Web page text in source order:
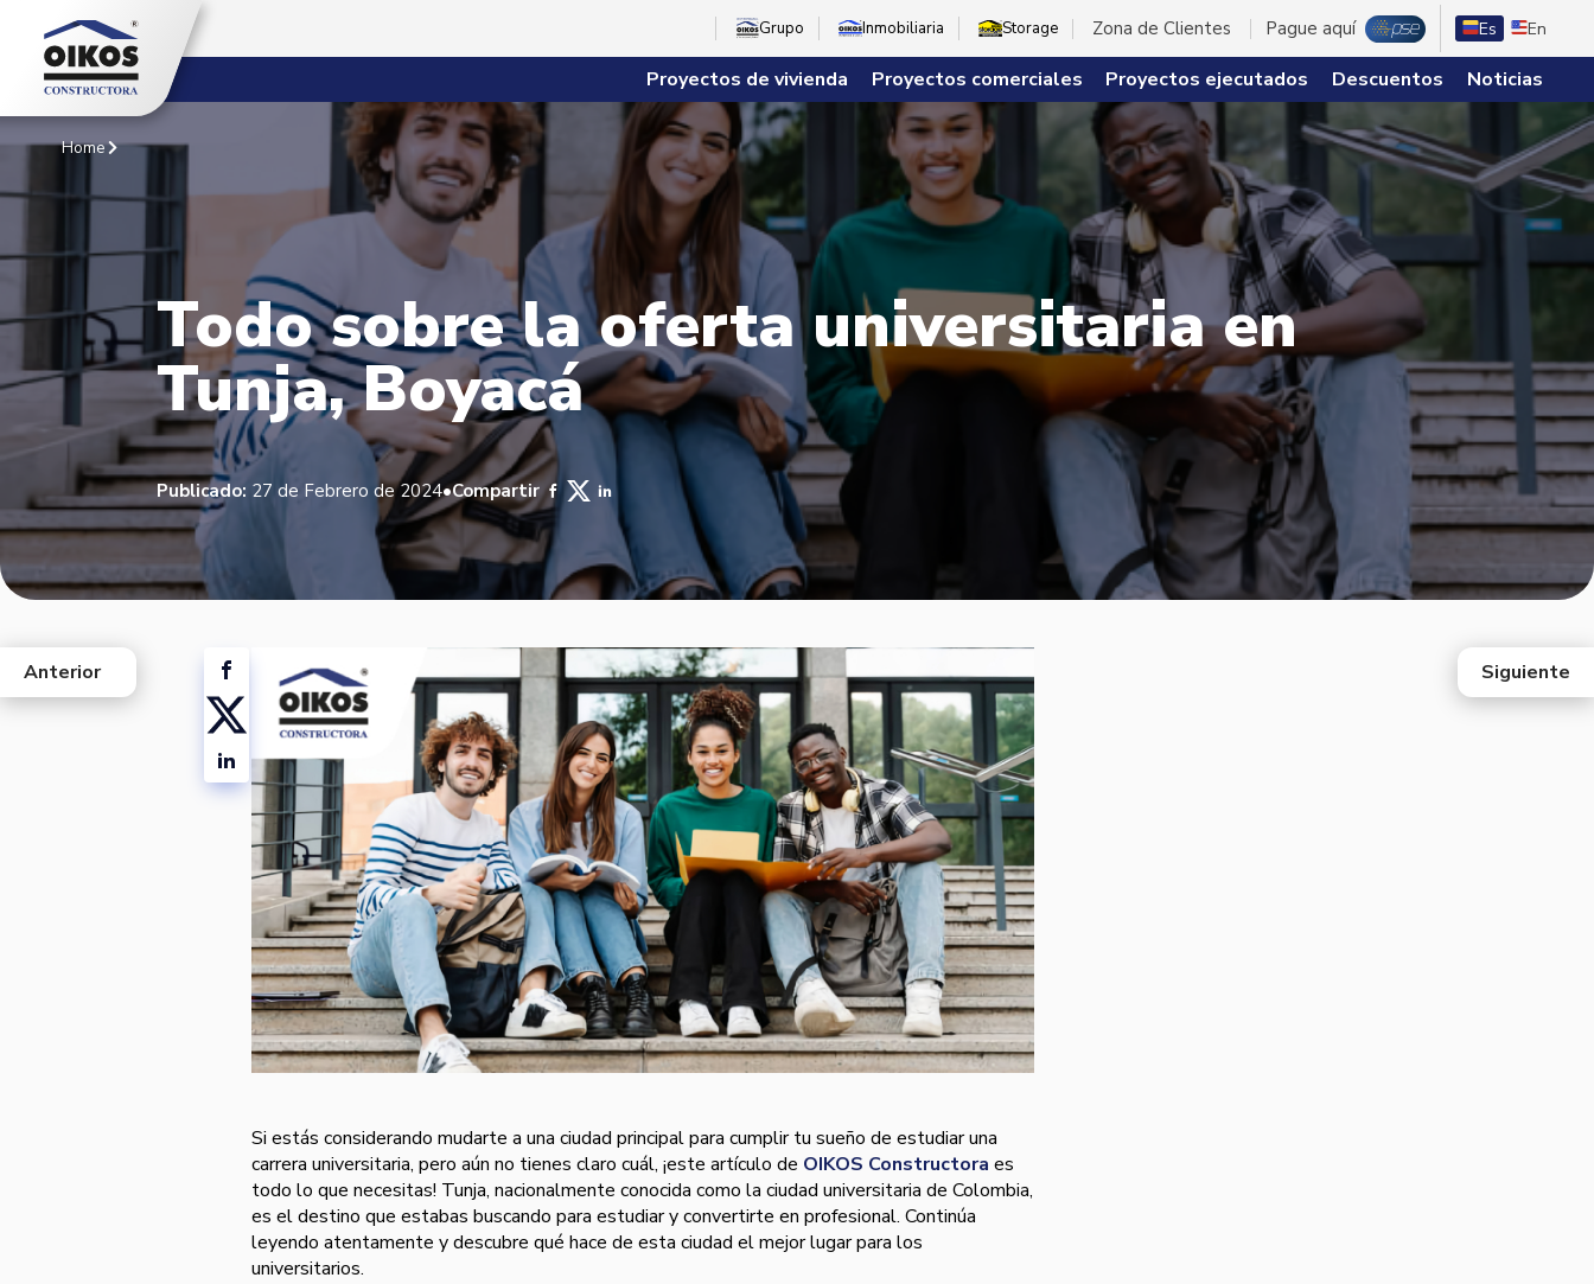
Grupo Inmobiliaria Storage Zona de Clientes Pague aquí Es En
Proyectos de vivienda Proyectos comerciales Proyectos ejecutados Descuentos Noticias
Home
Todo sobre la oferta universitaria en
Tunja, Boyacá
Publicado: 27 de Febrero de 2024•Compartir
Si estás considerando mudarte a una ciudad principal para cumplir tu sueño de estudiar una
carrera universitaria, pero aún no tienes claro cuál, ¡este artículo de OIKOS Constructora es
todo lo que necesitas! Tunja, nacionalmente conocida como la ciudad universitaria de Colombia,
es el destino que estabas buscando para estudiar y convertirte en profesional. Continúa
leyendo atentamente y descubre qué hace de esta ciudad el mejor lugar para los
universitarios.
west
Anterior Siguiente